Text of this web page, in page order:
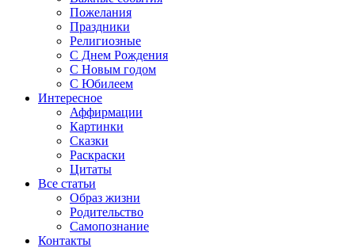
Пожелания
Праздники
Религиозные
С Днем Рождения
С Новым годом
С Юбилеем
Интересное
Аффирмации
Картинки
Сказки
Раскраски
Цитаты
Все статьи
Образ жизни
Родительство
Самопознание
Контакты